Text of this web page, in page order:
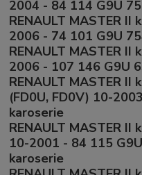
2004 - 84 114 G9U
RENAULT MASTER II
2006 - 74 101 G9U
RENAULT MASTER II
2006 - 107 146 G9U
RENAULT MASTER II
(FD0U, FD0V) 10-
karoserie
RENAULT MASTER II
10-2001 - 84 115
karoserie